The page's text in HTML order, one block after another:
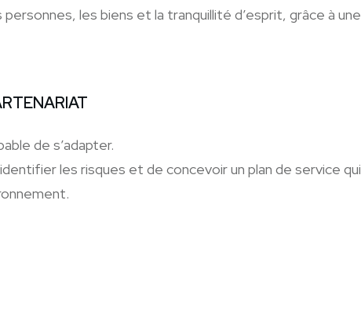
les biens et la tranquillité d’esprit, grâce à une
de s’adapter.
les risques et de concevoir un plan de service qui